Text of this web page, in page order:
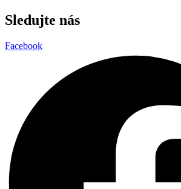
Sledujte nás
Facebook